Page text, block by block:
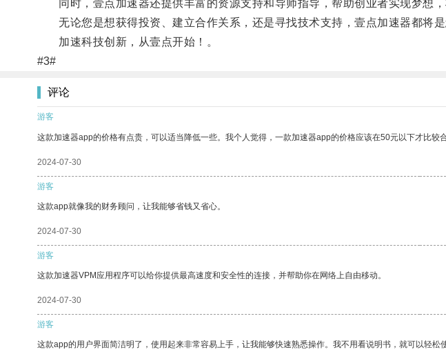
同时，壹点加速器还提供丰富的资源支持和导师指导，帮助创业者实现梦想，
无论您是想获得投资、建立合作关系，还是寻找技术支持，壹点加速器都将是
加速科技创新，从壹点开始！。
#3#
评论
游客
这款加速器app的价格有点贵，可以适当降低一些。我个人觉得，一款加速器app的价格应该在50元以下才比较合
2024-07-30
游客
这款app就像我的财务顾问，让我能够省钱又省心。
2024-07-30
游客
这款加速器VPM应用程序可以给你提供最高速度和安全性的连接，并帮助你在网络上自由移动。
2024-07-30
游客
这款app的用户界面简洁明了，使用起来非常容易上手，让我能够快速熟悉操作。我不用看说明书，就可以轻松